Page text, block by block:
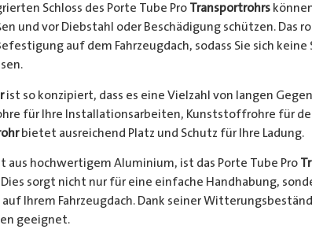
Schloss des Porte Tube Pro Transportrohrs
und vor Diebstahl oder Beschädigung schützen. Das
auf dem Fahrzeugdach, sodass Sie sich
ist so konzipiert, dass es eine Vielzahl von langen
für Ihre Installationsarbeiten, Kunststoffrohre für
bietet ausreichend Platz und Schutz für Ihre Ladung.
aus hochwertigem Aluminium, ist das Porte Tube Pro
sorgt nicht nur für eine einfache Handhabung,
Ihrem Fahrzeugdach. Dank seiner
geeignet.